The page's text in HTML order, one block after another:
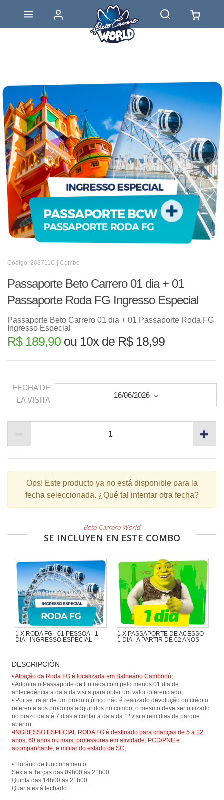
Código: 263711C | Combo
Passaporte Beto Carrero 01 dia + 01
Passaporte Roda FG Ingresso Especial
Passaporte Beto Carrero 01 dia + 01 Passaporte Roda FG
Ingresso Especial
R$ 189,90 ou 10x de R$ 18,99
FECHA DE
LA VISITA
16/06/2026
Ops! Este producto ya no está disponible para la
fecha seleccionada. ¿Qué tal intentar otra fecha?
Beto Carrero World
SE INCLUYEN EN ESTE COMBO
1 X RODA FG - 01 PESSOA - 1
DIA - INGRESSO ESPECIAL
1 X PASSAPORTE DE ACESSO -
1 DIA - A PARTIR DE 02 ANOS
DESCRIPCIÓN
• Atração da Roda FG é localizada em Balneário Camboriú;
• Adquira o Passaporte de Entrada com pelo menos 01 dia de
antecedência a data da visita para obter um valor diferenciado;
• Por se tratar de um produto único não é realizado devolução ou crédito
referente aos produtos adquiridos no combo, o mesmo deve ser utilizado
no prazo de até 7 dias a contar a data da 1ª visita (em dias de parque
•INGRESSO ESPECIAL RODA FG é destinado para crianças de 5 a 12
anos, 60 anos ou mais, professores em atividade, PCD/PNE e
acompanhante, e militar do estado de SC;
• Horário de funcionamento:
Sexta à Terças das 09h00 às 21h00;
Quinta das 14h00 às 21h00.
Quarta está fechado.